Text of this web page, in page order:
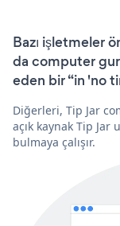
Bazı işletmeler
da computer
eden bir “in 'no
Diğerleri, Tip Jar
açık kaynak Tip
bulmaya çalışır.